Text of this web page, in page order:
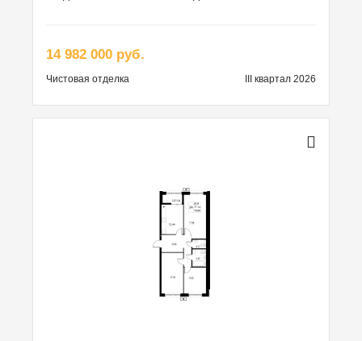
14 982 000 руб.
Чистовая отделка III квартал 2026